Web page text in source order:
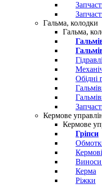
Гальма, колодки
Гальма,
Обідні
Кермове
Кермове
Гріпси
Виноси
Керма
Ріжки